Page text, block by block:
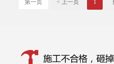
第一页 < 上一页 1